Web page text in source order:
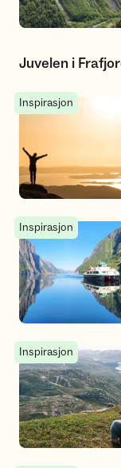
Juvelen i
10 toppturer i
Inspirasjon
Fjordhopping i
Inspirasjon
Her er fem hytte-
Inspirasjon